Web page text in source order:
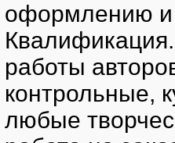
оформлению и
работы
контрольные,
любые